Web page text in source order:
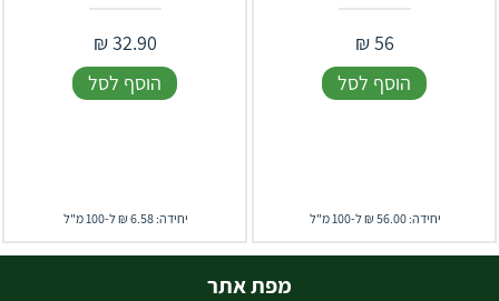
56
₪
הוסף לסל
יחידה: 56.00 ₪ ל-100 מ"ל
32.90
₪
הוסף לסל
יחידה: 6.58 ₪ ל-100 מ"ל
מפת אתר